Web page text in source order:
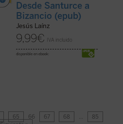
Desde Santurce a
Bizancio (epub)
Jesús Laínz
9,99€ IVA incluido
disponible en ebook:
65 66 67 68 …
85